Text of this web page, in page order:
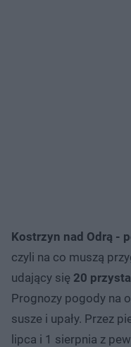
Kostrzyn nad Odrą -
czyli na co muszą
udający się 20
Prognozy pogody na
susze i upały. Przez
lipca i 1 sierpnia z